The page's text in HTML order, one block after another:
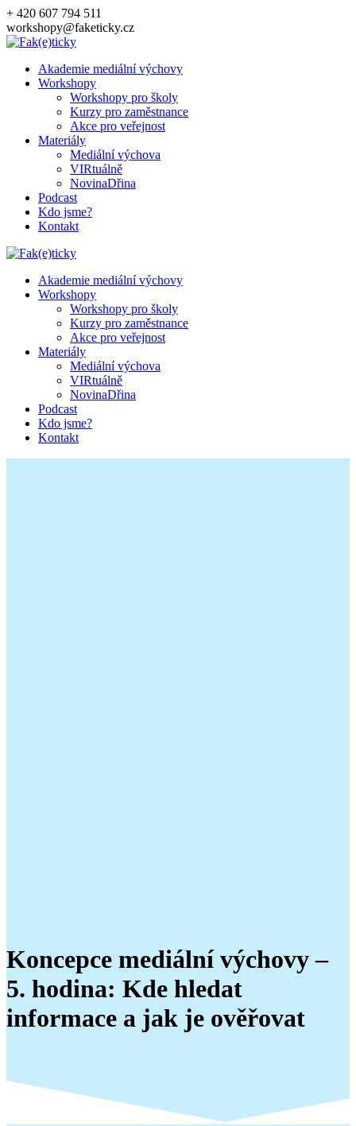
Přeskočit
na
obsah
+ 420 607 794 511
workshopy@faketicky.cz
Akademie mediální výchovy
Workshopy
Workshopy pro školy
Kurzy pro zaměstnance
Akce pro veřejnost
Materiály
Mediální výchova
VIRtuálně
NovinaDřina
Podcast
Kdo jsme?
Kontakt
Akademie mediální výchovy
Workshopy
Workshopy pro školy
Kurzy pro zaměstnance
Akce pro veřejnost
Materiály
Mediální výchova
VIRtuálně
NovinaDřina
Podcast
Kdo jsme?
Kontakt
Koncepce mediální výchovy –
5. hodina: Kde hledat
informace a jak je ověřovat